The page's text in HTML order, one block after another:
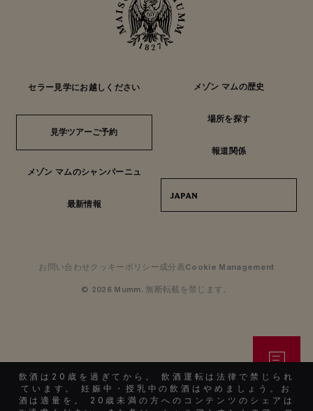
セラー見学にお越しください
見学ツアーご予約
見学ツアーご予約
メゾン マムのシャンパーニュ
最新情報
メゾン マムの歴史
場所を探す
報道関係
JAPAN
お問い合わせ クッキーポリシー成分表Cookie Management
© 2026 Mumm. 無断転載を禁じます。
飲酒は20歳を過ぎてから。 飲酒運転は法律で禁じられ
ています。 妊娠中・授乳中の飲酒はやめましょう。お
酒は適量を。 20歳未満の方へのコンテンツのシェアは